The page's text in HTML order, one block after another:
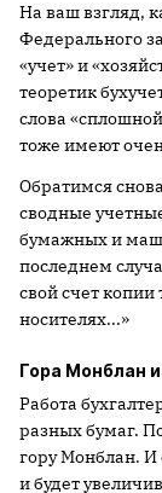
На ваш взгляд,
Федерального
«учет» и
теоретик
слова
тоже имеют
Обратимся
сводные
бумажных и
последнем
свой счет
носителях...»
Гора Монблан
Работа
разных бумаг.
гору Монблан. И
и будет